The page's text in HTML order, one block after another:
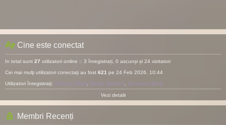
Cine este conectat
In total sunt 27 utilizatori online :: 3 înregistrați, 0 ascunși și 24 vizitatori
Cei mai mulţi utilizatori conectaţi au fost 621 pe 24 Feb 2026, 10:44
Utilizatori înregistraţi: Amazon [Bot] Baidu [Spider] Semrush [Bot]
Vezi detalii
Membri Recenți